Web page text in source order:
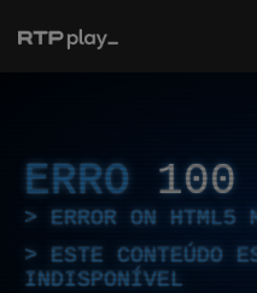
ERRO 100
ERROR ON HTML5
ESTE CONTEÚDO
INDISPONÍVEL